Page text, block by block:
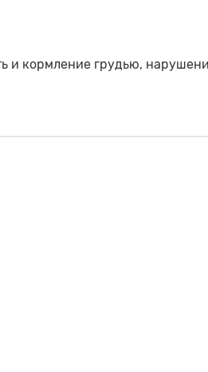
и кормление грудью,